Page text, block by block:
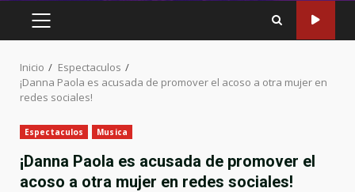
MENÚ
PRINCIPAL
Inicio
Espectaculos
¡Danna Paola es acusada de promover el acoso a otra mujer en
redes sociales!
Espectaculos Musica
¡Danna Paola es acusada de promover el
acoso a otra mujer en redes sociales!